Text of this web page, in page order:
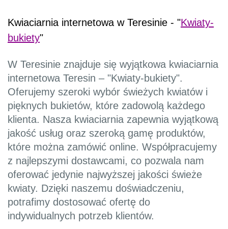
Kwiaciarnia internetowa w Teresinie - "Kwiaty-
bukiety"
W Teresinie znajduje się wyjątkowa kwiaciarnia
internetowa Teresin – "Kwiaty-bukiety".
Oferujemy szeroki wybór świeżych kwiatów i
pięknych bukietów, które zadowolą każdego
klienta. Nasza kwiaciarnia zapewnia wyjątkową
jakość usług oraz szeroką gamę produktów,
które można zamówić online. Współpracujemy
z najlepszymi dostawcami, co pozwala nam
oferować jedynie najwyższej jakości świeże
kwiaty. Dzięki naszemu doświadczeniu,
potrafimy dostosować ofertę do
indywidualnych potrzeb klientów.